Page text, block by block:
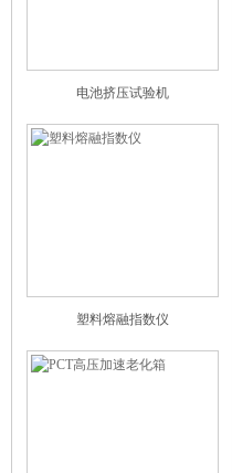
电池挤压试验机
塑料熔融指数仪